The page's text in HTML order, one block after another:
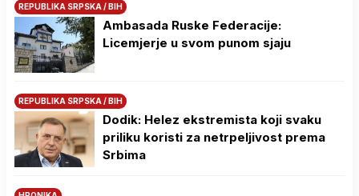
REPUBLIKA SRPSKA / BIH
Ambasada Ruske Federacije:
Licemjerje u svom punom sjaju
REPUBLIKA SRPSKA / BIH
Dodik: Helez ekstremista koji svaku
priliku koristi za netrpeljivost prema
Srbima